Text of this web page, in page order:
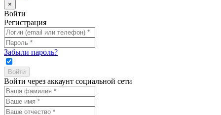
×
Войти
Регистрация
Забыли пароль?
Войти через аккаунт социальной сети